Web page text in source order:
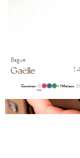
Bague
Gaëlle 1
Gemmes + 7Métaux